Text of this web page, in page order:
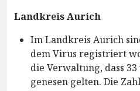
Landkreis Aurich
Im Landkreis Aurich
dem Virus registriert
die Verwaltung, dass
genesen gelten. Die